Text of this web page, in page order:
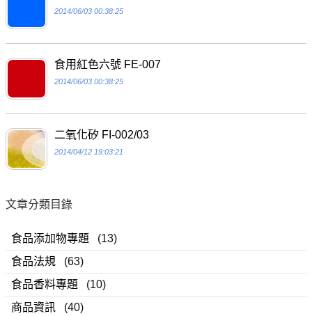
2014/06/03 00:38:25
食用紅色六號 FE-007
2014/06/03 00:38:25
二氧化矽 FI-002/03
2014/04/12 19:03:21
文章分類目錄
食品添加物專題
(13)
食品法規
(63)
食品香料專題
(10)
商品資訊
(40)